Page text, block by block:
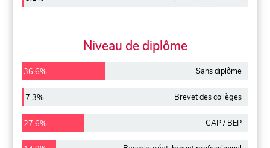
Niveau de diplôme
36,6% Sans diplôme
7,3% Brevet des collèges
27,6% CAP / BEP